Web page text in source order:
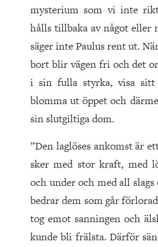
mysterium som vi inte
hålls tillbaka av något eller
säger inte Paulus rent ut.
bort blir vägen fri och det
i sin fulla styrka, visa sitt
blomma ut öppet och
sin slutgiltiga dom.
”Den laglöses ankomst är
sker med stor kraft, med
och under och med all
bedrar dem som går
tog emot sanningen och
kunde bli frälsta. Därför